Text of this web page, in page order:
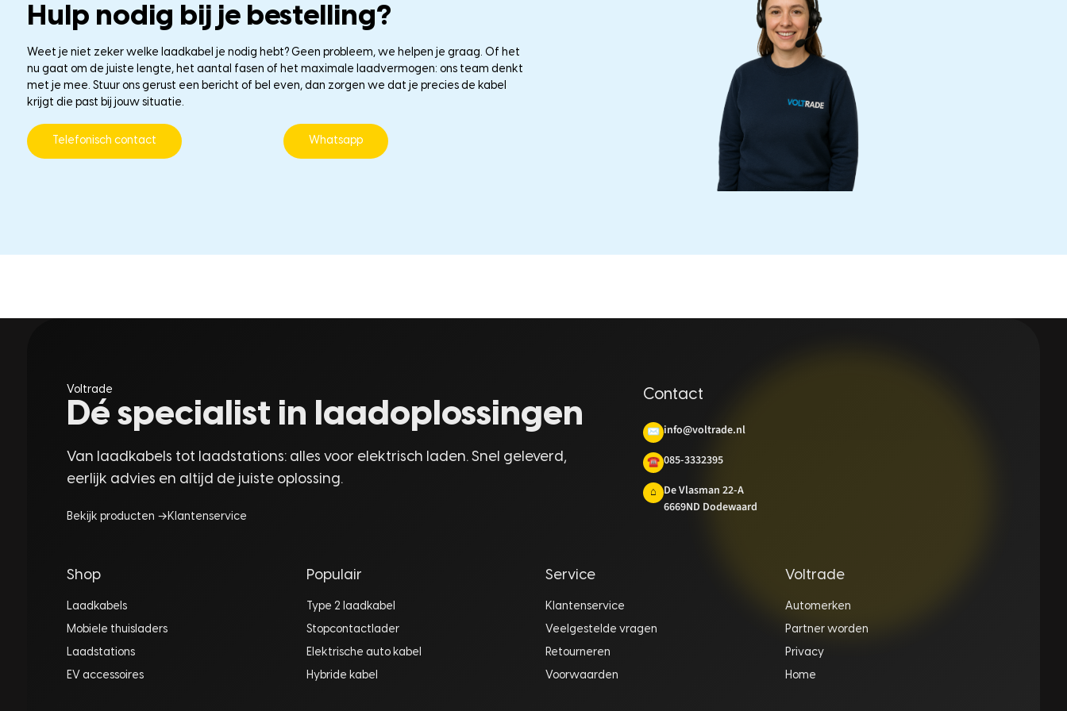
Hulp nodig bij je bestelling?
Weet je niet zeker welke laadkabel je nodig hebt? Geen probleem, we helpen je graag. Of het
nu gaat om de juiste lengte, het aantal fasen of het maximale laadvermogen: ons team denkt
met je mee. Stuur ons gerust een bericht of bel even, dan zorgen we dat je precies de kabel
krijgt die past bij jouw situatie.
Telefonisch contact Whatsapp
Voltrade
Dé specialist in laadoplossingen
Van laadkabels tot laadstations: alles voor elektrisch laden. Snel geleverd,
eerlijk advies en altijd de juiste oplossing.
Bekijk producten → Klantenservice
Contact
✉ info@voltrade.nl
☎ 085-3332395
⌂
De Vlasman 22-A
6669ND Dodewaard
Shop
Laadkabels
Mobiele thuisladers
Laadstations
EV accessoires
Populair
Type 2 laadkabel
Stopcontactlader
Elektrische auto kabel
Hybride kabel
Service
Klantenservice
Veelgestelde vragen
Retourneren
Voorwaarden
Voltrade
Automerken
Partner worden
Privacy
Home